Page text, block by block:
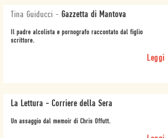
Tina Guiducci - Gazzetta di Mantova
Il padre alcolista e pornografo raccontato dal figlio
scrittore.
Leggi
La Lettura - Corriere della Sera
Un assaggio dal memoir di Chris Offutt.